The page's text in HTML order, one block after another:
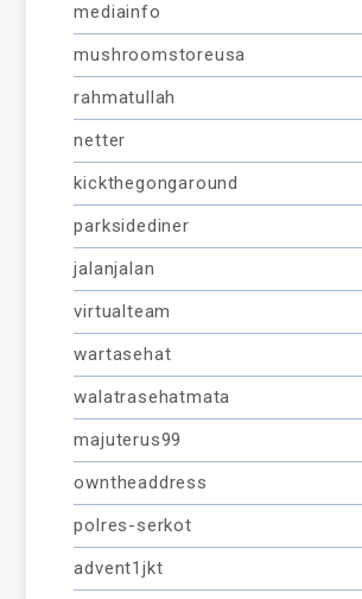
mediainfo
mushroomstoreusa
rahmatullah
netter
kickthegongaround
parksidediner
jalanjalan
virtualteam
wartasehat
walatrasehatmata
majuterus99
owntheaddress
polres-serkot
advent1jkt